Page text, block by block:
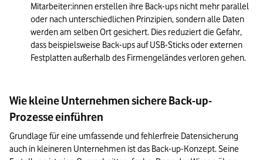
Mitarbeiter:innen erstellen ihre Back-ups nicht mehr parallel
oder nach unterschiedlichen Prinzipien, sondern alle Daten
werden am selben Ort gesichert. Dies reduziert die Gefahr,
dass beispielsweise Back-ups auf USB-Sticks oder externen
Festplatten außerhalb des Firmengeländes verloren gehen.
Wie kleine Unternehmen sichere Back-up-
Prozesse einführen
Grundlage für eine umfassende und fehlerfreie Datensicherung
auch in kleineren Unternehmen ist das Back-up-Konzept. Seine